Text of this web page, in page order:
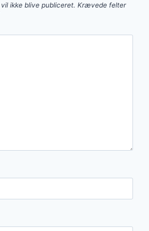
ikke blive publiceret. Krævede felter